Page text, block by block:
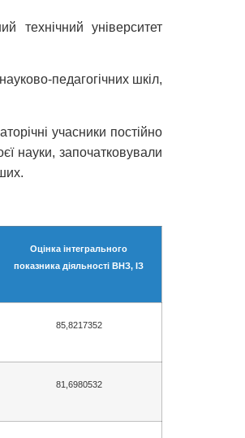
технічний університет
педагогічних шкіл,
учасники постійно
науки, започатковували
Оцінка інтегрального
показника діяльності ВНЗ, IЗ
85,8217352
81,6980532